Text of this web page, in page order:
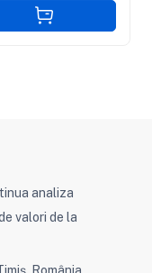
analiza
valori de la
România